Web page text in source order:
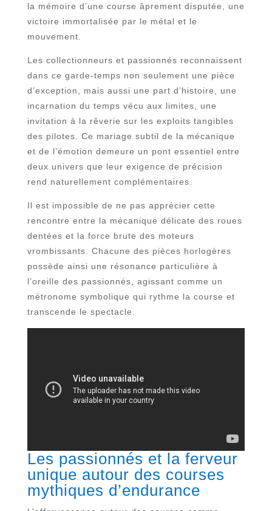
la mémoire d’une course âprement disputée, une
victoire immortalisée par le métal et le
mouvement.
Les collectionneurs et passionnés reconnaissent
dans ce garde-temps non seulement une pièce
d’exception, mais aussi une part d’histoire, une
incarnation du temps vécu aux limites, une
invitation à la rêverie sur les exploits tangibles
des pilotes. Ce mariage subtil de la mécanique
et de l’émotion demeure un pont essentiel entre
deux univers que leur exigence de précision
rend naturellement complémentaires.
Il est impossible de ne pas apprécier cette
rencontre entre la mécanique délicate des roues
dentées et la force brute des moteurs
vrombissants. Chacune des pièces horlogères
possède ainsi une résonance particulière à
l’oreille des passionnés, agissant comme un
métronome symbolique qui rythme la course et
transcende le spectacle.
Les passionnés et la ferveur
unique autour des courses
mythiques d’endurance